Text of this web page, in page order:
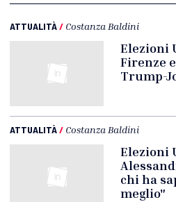
ATTUALITÀ/ Costanza Baldini
Elezioni
Firenze
Trump-
ATTUALITÀ/ Costanza Baldini
Elezioni
chi ha
meglio"